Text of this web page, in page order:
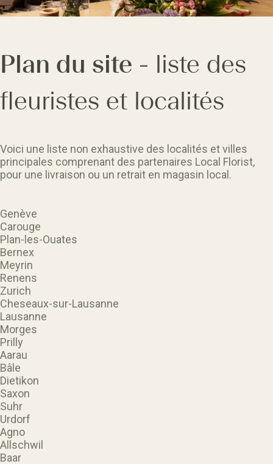
Plan du site - liste des
fleuristes et localités
Voici une liste non exhaustive des localités et villes
principales comprenant des partenaires Local Florist,
pour une livraison ou un retrait en magasin local.
Genève
Carouge
Plan-les-Ouates
Bernex
Meyrin
Renens
Zurich
Cheseaux-sur-Lausanne
Lausanne
Morges
Prilly
Aarau
Bâle
Dietikon
Saxon
Suhr
Urdorf
Agno
Allschwil
Baar